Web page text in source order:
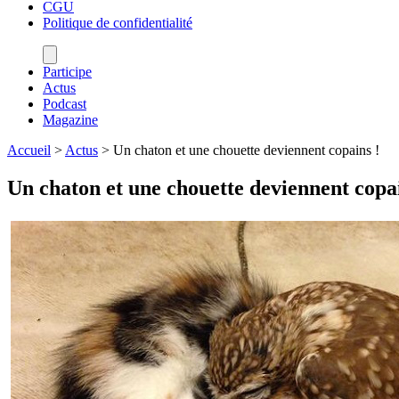
CGU
Politique de confidentialité
Participe
Actus
Podcast
Magazine
Accueil > Actus > Un chaton et une chouette deviennent copains !
Un chaton et une chouette deviennent